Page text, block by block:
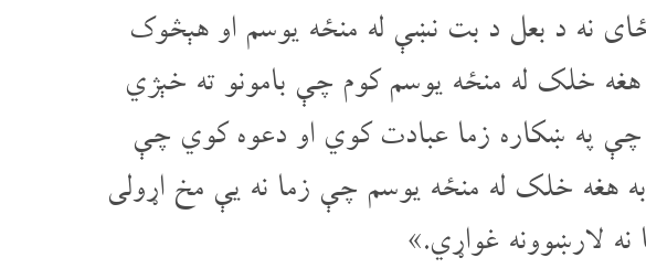
ځای نه د بعل د بت نښې له منځه یوسم او هېڅوک
هغه خلک له منځه یوسم کوم چې بامونو ته خېژي
چې په ښکاره زما عبادت کوي او دعوه کوي چې
هغه خلک له منځه یوسم چې زما نه یې مخ اړولی
لارښوونه غواړي.»